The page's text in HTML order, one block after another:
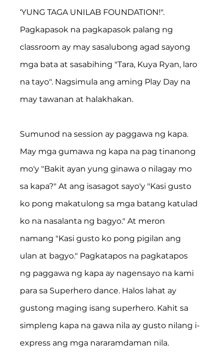
‘YUNG TAGA UNILAB FOUNDATION!".
Pagkapasok na pagkapasok palang ng
classroom ay may sasalubong agad sayong
mga bata at sasabihing "Tara, Kuya Ryan, laro
na tayo". Nagsimula ang aming Play Day na
may tawanan at halakhakan.
Sumunod na session ay paggawa ng kapa.
May mga gumawa ng kapa na pag tinanong
mo'y "Bakit ayan yung ginawa o nilagay mo
sa kapa?" At ang isasagot sayo'y "Kasi gusto
ko pong makatulong sa mga batang katulad
ko na nasalanta ng bagyo." At meron
namang "Kasi gusto ko pong pigilan ang
ulan at bagyo." Pagkatapos na pagkatapos
ng paggawa ng kapa ay nagensayo na kami
para sa Superhero dance. Halos lahat ay
gustong maging isang superhero. Kahit sa
simpleng kapa na gawa nila ay gusto nilang i-
express ang mga nararamdaman nila.